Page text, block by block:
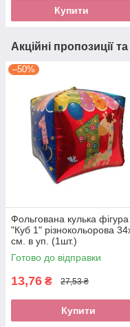
Купити
Акційні пропозиції
–50%
Фольгована кулька фігура
"Куб 1" різнокольорова
см. в уп. (1шт.)
Готово до відправки
13,76 ₴ 27,53 ₴
Купити